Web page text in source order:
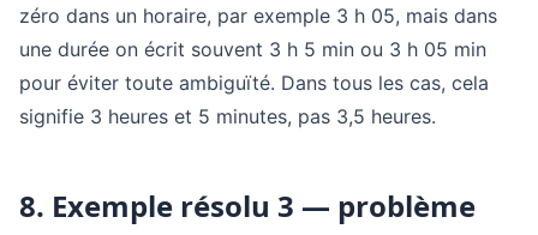
zéro dans un horaire, par exemple 3 h 05, mais dans
une durée on écrit souvent 3 h 5 min ou 3 h 05 min
pour éviter toute ambiguïté. Dans tous les cas, cela
signifie 3 heures et 5 minutes, pas 3,5 heures.
8. Exemple résolu 3 — problème